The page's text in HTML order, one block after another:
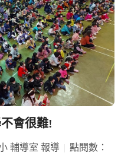
會很難!
輔導室 報導
點閱數：